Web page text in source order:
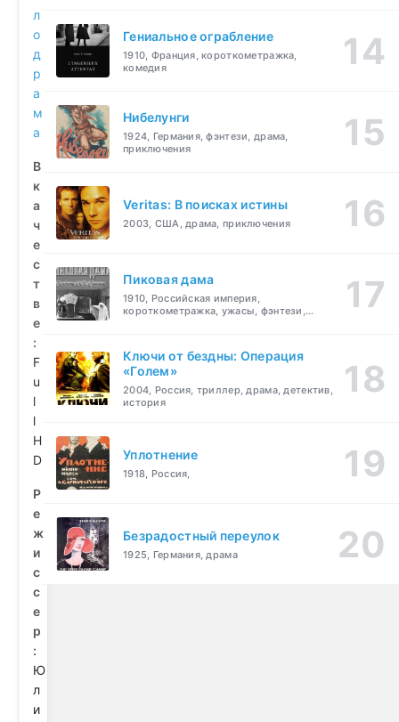
л
о
д
р
а
м
а
В
к
а
ч
е
с
т
в
е
:
F
u
l
l
H
D
Р
е
ж
и
с
с
е
р
:
Ю
л
и
Гениальное ограбление
1910, Франция, короткометражка,
комедия
Нибелунги
1924, Германия, фэнтези, драма,
приключения
Veritas: В поисках истины
2003, США, драма, приключения
Пиковая дама
1910, Российская империя,
короткометражка, ужасы, фэнтези,
Ключи от бездны: Операция
«Голем»
2004, Россия, триллер, драма, детектив,
история
Уплотнение
1918, Россия,
Безрадостный переулок
1925, Германия, драма